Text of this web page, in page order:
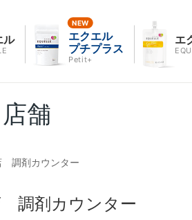
ル
エクエル
プチプラス
Petit+
エ
舗
調剤カウンター
調剤カウンター